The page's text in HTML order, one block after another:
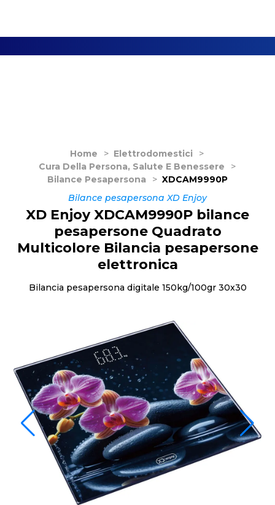
Home > Elettrodomestici
>
Cura Della Persona, Salute E Benessere
>
Bilance Pesapersona
> XDCAM9990P
Bilance pesapersona XD Enjoy
XD Enjoy XDCAM9990P bilance
pesapersone Quadrato
Multicolore Bilancia pesapersone
elettronica
Bilancia pesapersona digitale 150kg/100gr 30x30